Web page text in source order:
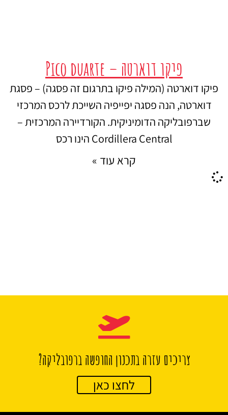
פיקו דוארטה – Pico duarte
פיקו דוארטה (המילה פיקו בתרגום זה פסגה) – פסגת
דוארטה, הנה פסגה יפייפיה השייכת לרכס המרכזי
שברפובליקה הדומיניקית. הקורדיירה המרכזית –
Cordillera Central הינו רכס
קרא עוד »
צריכים עזרה בתכנון החופשה ברפובליקה?
לחצו כאן